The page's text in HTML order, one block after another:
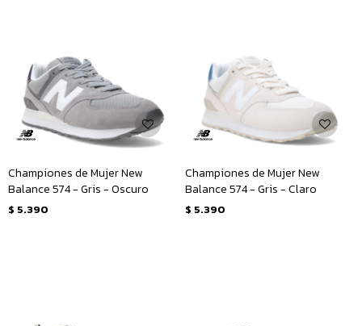
Championes de Mujer New
Balance 574 - Gris - Oscuro
$ 5.390
Championes de Mujer New
Balance 574 - Gris - Claro
$ 5.390